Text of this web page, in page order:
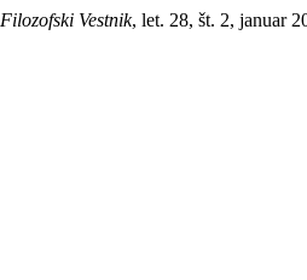
Filozofski Vestnik, let. 28, št. 2, januar